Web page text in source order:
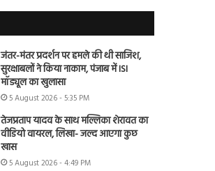
जंतर-मंतर प्रदर्शन पर हमले की थी साजिश,
सुरक्षाबलों ने किया नाकाम, पंजाब में ISI
मॉड्यूल का खुलासा
5 August 2026 - 5:35 PM
तेजप्रताप यादव के साथ मल्लिका शेरावत का
वीडियो वायरल, लिखा- जल्द आएगा कुछ
खास
5 August 2026 - 4:49 PM